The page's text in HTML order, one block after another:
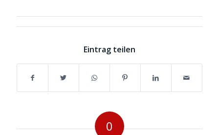
Eintrag teilen
0